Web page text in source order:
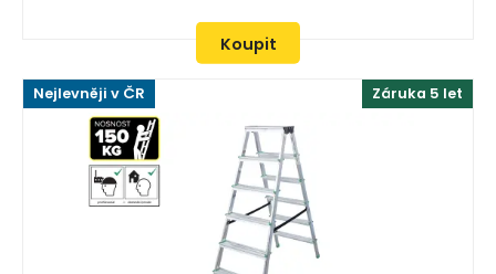
Koupit
Záruka 5 let
Nejlevněji v ČR